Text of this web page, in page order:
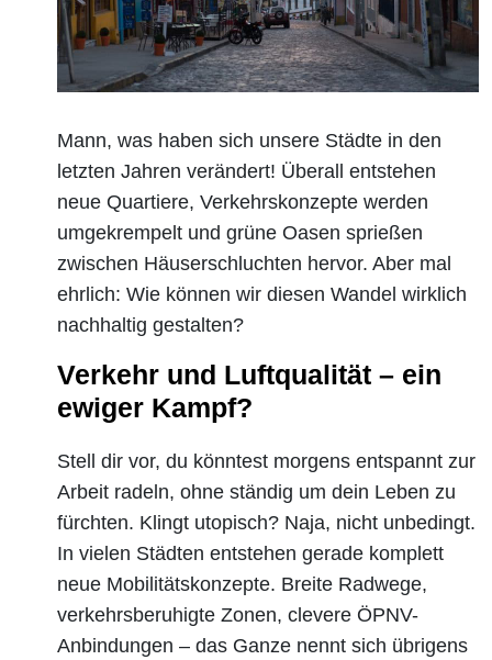
Mann, was haben sich unsere Städte in den
letzten Jahren verändert! Überall entstehen
neue Quartiere, Verkehrskonzepte werden
umgekrempelt und grüne Oasen sprießen
zwischen Häuserschluchten hervor. Aber mal
ehrlich: Wie können wir diesen Wandel wirklich
nachhaltig gestalten?
Verkehr und Luftqualität – ein
ewiger Kampf?
Stell dir vor, du könntest morgens entspannt zur
Arbeit radeln, ohne ständig um dein Leben zu
fürchten. Klingt utopisch? Naja, nicht unbedingt.
In vielen Städten entstehen gerade komplett
neue Mobilitätskonzepte. Breite Radwege,
verkehrsberuhigte Zonen, clevere ÖPNV-
Anbindungen – das Ganze nennt sich übrigens